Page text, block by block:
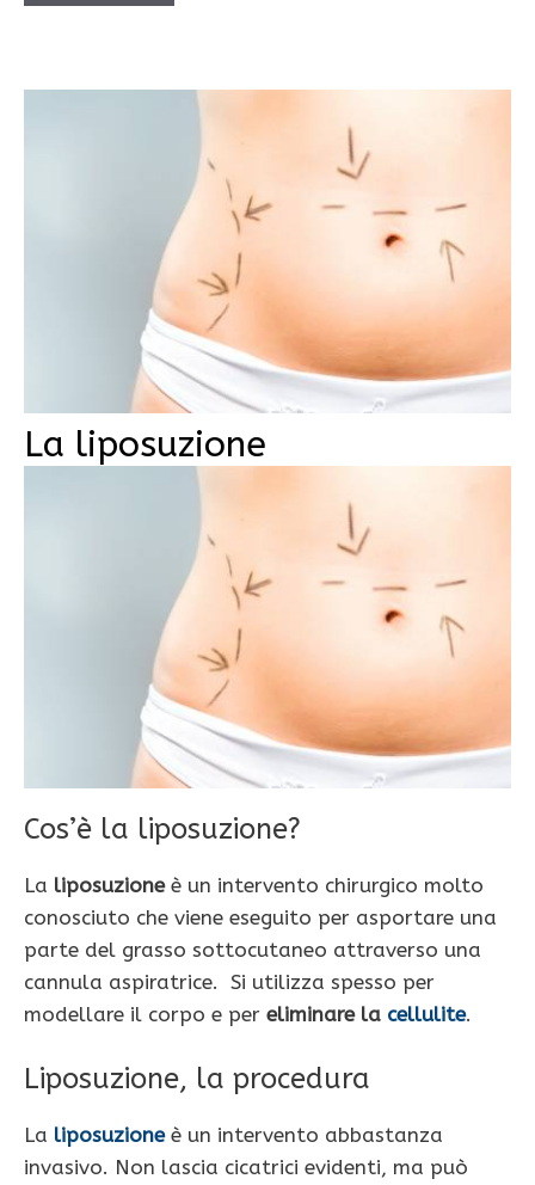
La liposuzione
Cos’è la liposuzione?
La liposuzioneè un intervento chirurgico molto
conosciuto che viene eseguito per asportare una
parte del grasso sottocutaneo attraverso una
cannula aspiratrice. Si utilizza spesso per
modellare il corpo e per eliminare la cellulite.
Liposuzione, la procedura
La liposuzioneè un intervento abbastanza
invasivo. Non lascia cicatrici evidenti, ma può